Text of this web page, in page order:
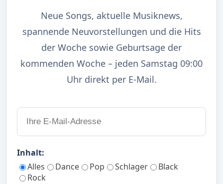
Neue Songs, aktuelle Musiknews,
spannende Neuvorstellungen und die Hits
der Woche sowie Geburtsage der
kommenden Woche – jeden Samstag 09:00
Uhr direkt per E-Mail.
Inhalt:
Alles
Dance Pop Schlager
Black
Rock